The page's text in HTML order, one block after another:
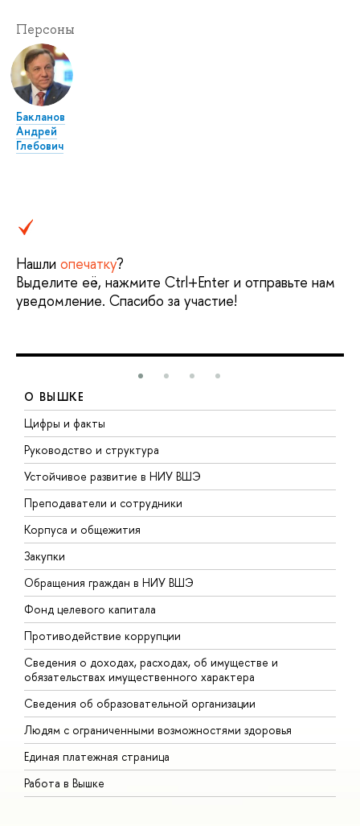
Персоны
Бакланов
Андрей
Глебович
Нашли опечатку?
Выделите её, нажмите Ctrl+Enter и отправьте нам
уведомление. Спасибо за участие!
О ВЫШКЕ
Цифры и факты
Руководство и структура
Устойчивое развитие в НИУ ВШЭ
Преподаватели и сотрудники
Корпуса и общежития
Закупки
Обращения граждан в НИУ ВШЭ
Фонд целевого капитала
Противодействие коррупции
Сведения о доходах, расходах, об имуществе и
обязательствах имущественного характера
Сведения об образовательной организации
Людям с ограниченными возможностями здоровья
Единая платежная страница
Работа в Вышке